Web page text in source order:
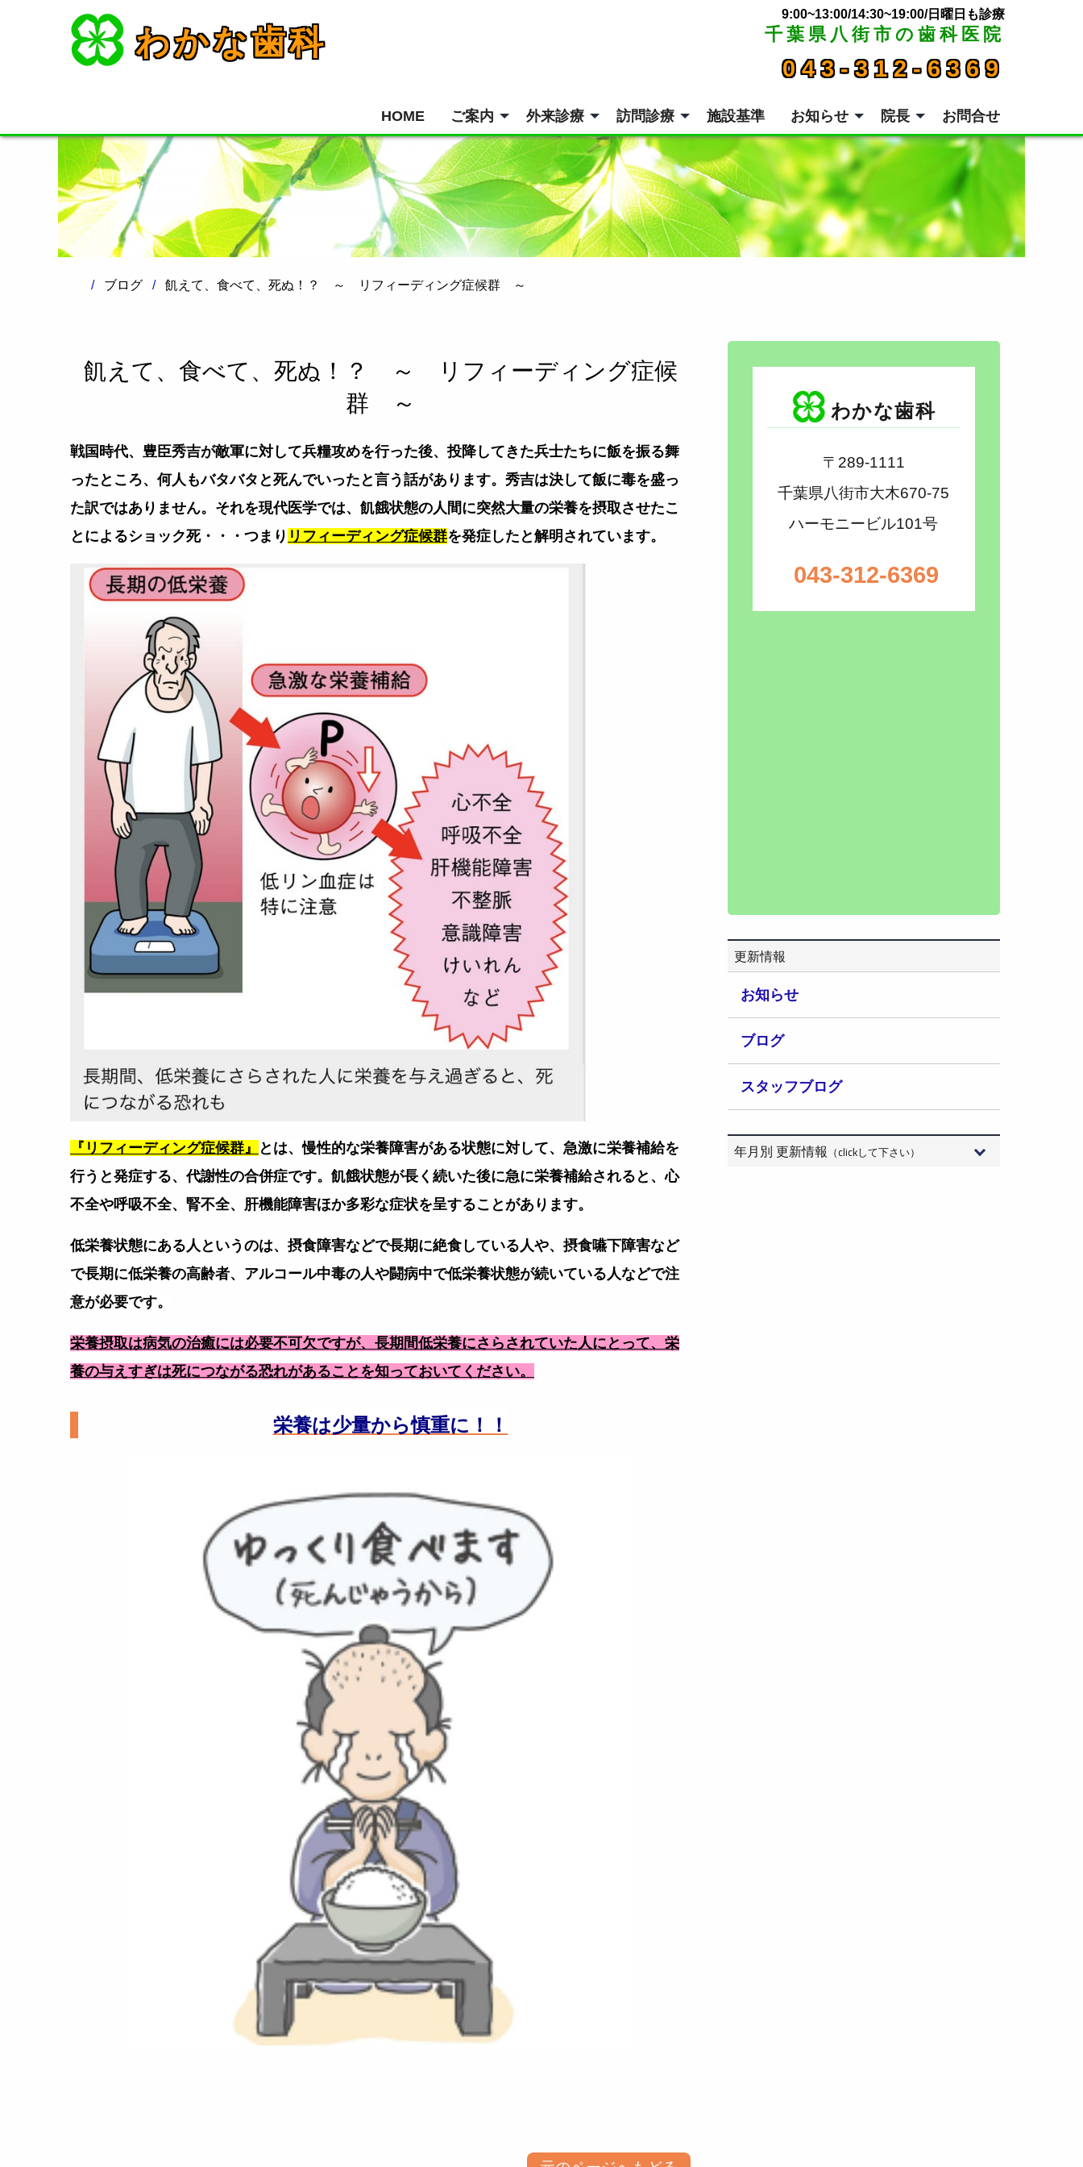
わかな歯科 9:00~13:00/14:30~19:00/日曜日も診療
千葉県八街市の歯科医院
043-312-6369
HOME ご案内 外来診療 訪問診療 施設基準 お知らせ 院長 お問合せ
ブログ 飢えて、食べて、死ぬ！？ ～ リフィーディング症候群 ～
飢えて、食べて、死ぬ！？ ～ リフィーディング症候
群 ～
戦国時代、豊臣秀吉が敵軍に対して兵糧攻めを行った後、投降してきた兵士たちに飯を振る舞
ったところ、 何人もバタバタと死んでいったと言う話があります。 秀吉は決して飯に毒を盛っ
た訳ではありません。 それを現代医学では、飢餓状態の人間に突然大量の栄養を摂取させたこ
とによるショック死・・・つまり リフィーディング症候群を発症したと解明されています。
『リフィーディング症候群』 とは、慢性的な栄養障害がある状態に対して、急激に栄養補給を
行うと発症する、代謝性の合併症です。 飢餓状態が長く続いた後に急に栄養補給されると、心
不全や呼吸不全、腎不全、 肝機能障害ほか多彩な症状を呈することがあります。
低栄養状態にある人というのは、 摂食障害などで長期に絶食している人や、 摂食嚥下障害など
で長期に低栄養の高齢者、 アルコール中毒の人や闘病中で低栄養状態が続いている人などで注
意が必要です。
栄養摂取は病気の治癒には必要不可欠ですが、長期間低栄養にさらされていた人にとって、 栄
養の与えすぎは死につながる恐れがあることを知っておいてください。
栄養は少量から慎重に！！
わかな歯科
〒289-1111
千葉県八街市大木670-75
ハーモニービル101号
043-312-6369
更新情報
お知らせ
ブログ
スタッフブログ
年月別 更新情報 （clickして下さい）